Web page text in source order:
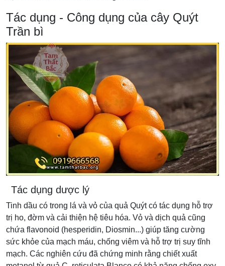
Tác dụng - Công dụng của cây Quýt
Trần bì
Tác dụng dược lý
Tinh dầu có trong lá và vỏ của quả Quýt có tác dụng hỗ trợ
trị ho, đờm và cải thiện hệ tiêu hóa. Vỏ và dịch quả cũng
chứa flavonoid (hesperidin, Diosmin...) giúp tăng cường
sức khỏe của mạch máu, chống viêm và hỗ trợ trị suy tĩnh
mạch. Các nghiên cứu đã chứng minh rằng chiết xuất